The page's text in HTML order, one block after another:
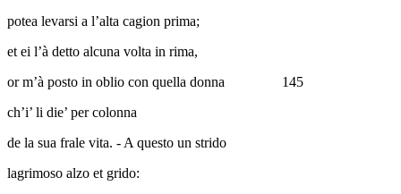
potea levarsi a l’alta cagion prima;
et ei l’à detto alcuna volta in rima,
or m’à posto in oblio con quella donna 145
ch’i’ li die’ per colonna
de la sua frale vita. - A questo un strido
lagrimoso alzo et grido: